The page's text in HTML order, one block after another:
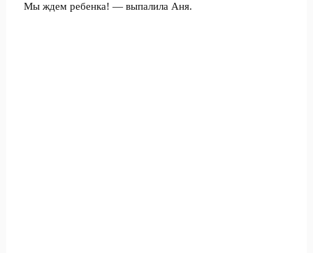
Мы ждем ребенка! — выпалила Аня.